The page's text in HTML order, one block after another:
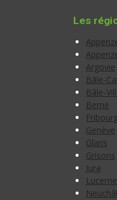
Les
Argovie
Bâle-
Bâle-
Berne
Genève
Glaris
Grisons
Jura
Lucerne